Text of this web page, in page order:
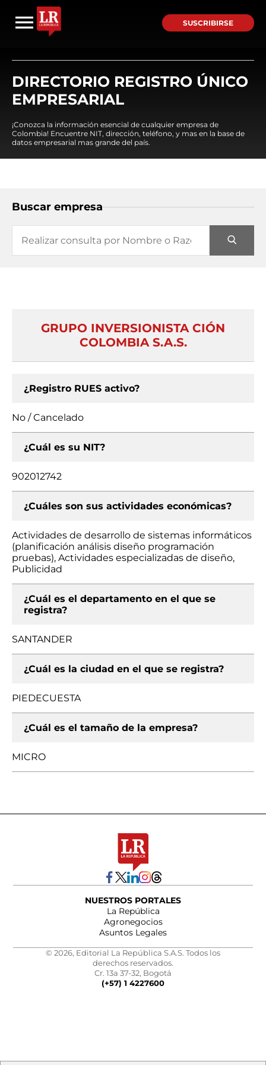
SUSCRIBIRSE
DIRECTORIO REGISTRO ÚNICO
EMPRESARIAL
¡Conozca la información esencial de cualquier empresa de
Colombia! Encuentre NIT, dirección, teléfono, y mas en la base de
datos empresarial mas grande del país.
Buscar empresa
GRUPO INVERSIONISTA CIÓN
COLOMBIA S.A.S.
¿Registro RUES activo?
No / Cancelado
¿Cuál es su NIT?
902012742
¿Cuáles son sus actividades económicas?
Actividades de desarrollo de sistemas informáticos
(planificación análisis diseño programación
pruebas), Actividades especializadas de diseño,
Publicidad
¿Cuál es el departamento en el que se
registra?
SANTANDER
¿Cuál es la ciudad en el que se registra?
PIEDECUESTA
¿Cuál es el tamaño de la empresa?
MICRO
NUESTROS PORTALES
La República
Agronegocios
Asuntos Legales
© 2026, Editorial La República S.A.S. Todos los
derechos reservados.
Cr. 13a 37-32, Bogotá
(+57) 1 4227600